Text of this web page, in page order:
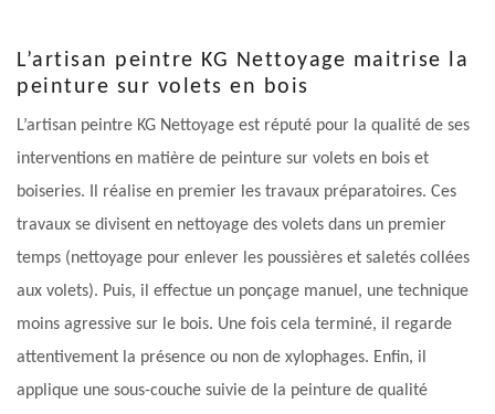
L’artisan peintre KG Nettoyage maitrise la
peinture sur volets en bois
L’artisan peintre KG Nettoyage est réputé pour la qualité de ses
interventions en matière de peinture sur volets en bois et
boiseries. Il réalise en premier les travaux préparatoires. Ces
travaux se divisent en nettoyage des volets dans un premier
temps (nettoyage pour enlever les poussières et saletés collées
aux volets). Puis, il effectue un ponçage manuel, une technique
moins agressive sur le bois. Une fois cela terminé, il regarde
attentivement la présence ou non de xylophages. Enfin, il
applique une sous-couche suivie de la peinture de qualité